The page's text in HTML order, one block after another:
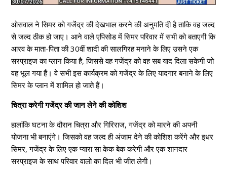
ओसवाल ने सिमर को गजेंद्र की देखभाल करने की अनुमति दी है ताकि वह जल्द
से जल्द ठीक हो जाए। आने वाले एपिसोड में सिमर परिवार में सभी को बताएगी कि
आरव के माता-पिता की 30वीं शादी की सालगिरह मनाने के लिए उसने एक
सरप्राइज का प्लान किया है, जिससे वह गजेंद्र को वह सब याद दिला सकेगी जो
वह भूल गया हैं। वे सभी इस कार्यक्रम को गजेंद्र के लिए यादगार बनाने के लिए
सिमर के प्लान में शामिल हो जाते हैं।
चित्रा करेगी गजेंद्र की जान लेने की कोशिश
हालांकि घटना के दौरान चित्रा और गिरिराज, गजेंद्र को मारने की अपनी
योजना भी बनाएंगे। जिसको वह जल्द ही अंजाम देने की कोशिश करेंगे और इधर
सिमर, गजेंद्र के लिए एक प्यारा सा केक बेक करेगी और एक शानदार
सरप्राइज के साथ परिवार वालो का दिल भी जीत लेगी।